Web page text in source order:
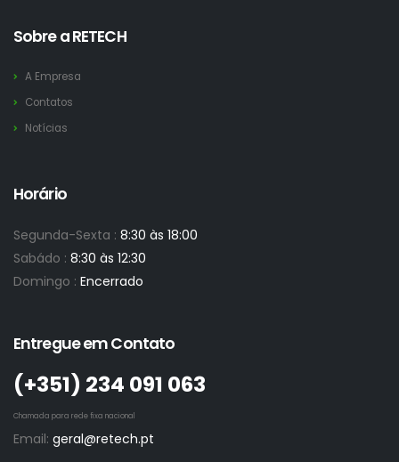
Sobre a RETECH
A Empresa
Contatos
Notícias
Horário
Segunda-Sexta : 8:30 às 18:00
Sabádo : 8:30 às 12:30
Domingo : Encerrado
Entregue em Contato
(+351)­ 234 091 063
Chamada para rede fixa nacional
Email: geral@retech.pt